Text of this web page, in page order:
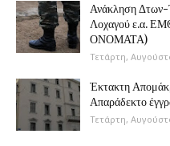
Ανάκληση Δτων-
Λοχαγού ε.α.
ΟΝΟΜΑΤΑ)
Τετάρτη,
Έκτακτη
Απαράδεκτο
Τετάρτη,